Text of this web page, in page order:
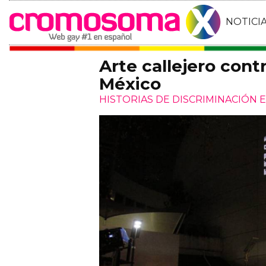
Arte callejero
México
HISTORIAS DE DISCRIMINACIÓN